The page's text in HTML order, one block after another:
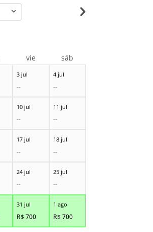
3 jul
--
4 jul
--
10 jul
--
11 jul
--
17 jul
--
18 jul
--
24 jul
--
25 jul
--
31 jul
R$700
1 ago
R$700
vie sáb